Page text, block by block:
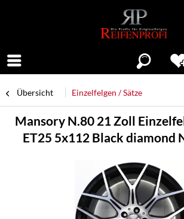
Übersicht Einzelfelgen / Sätze
Mansory N.80 21 Zoll
ET25 5x112 Black diamond